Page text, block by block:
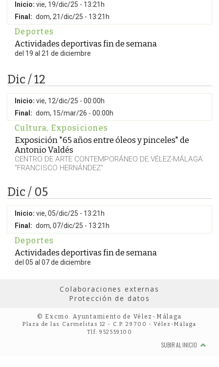
Inicio: vie, 19/dic/25 - 13:21h
Final: dom, 21/dic/25 - 13:21h
Deportes
Actividades deportivas fin de semana
del 19 al 21 de diciembre
Dic / 12
Inicio: vie, 12/dic/25 - 00:00h
Final: dom, 15/mar/26 - 00:00h
Cultura, Exposiciones
Exposición "65 años entre óleos y pinceles" de
Antonio Valdés
CENTRO DE ARTE CONTEMPORÁNEO DE VÉLEZ-MÁLAGA
"FRANCISCO HERNÁNDEZ"
Dic / 05
Inicio: vie, 05/dic/25 - 13:21h
Final: dom, 07/dic/25 - 13:21h
Deportes
Actividades deportivas fin de semana
del 05 al 07 de diciembre
Colaboraciones externas
Protección de datos
© Excmo. Ayuntamiento de Vélez-Málaga
Plaza de las Carmelitas 12 - C.P. 29700 - Vélez-Málaga
Tlf: 952559100
SUBIR AL INICIO